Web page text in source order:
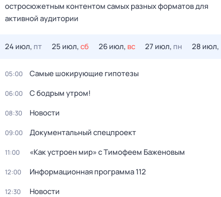
остросюжетным контентом самых разных форматов для
активной аудитории
24 июл, пт 25 июл,сб 26 июл, вс 27 июл, пн 28 июл,
05:00 Самые шoкиpующие гипотезы
06:00 С бодрым утром!
08:30 Новости
09:00 Документальный спецпроект
11:00 «Как устроен мир» с Тимофеем Баженовым
12:00 Информационная программа 112
12:30 Новости